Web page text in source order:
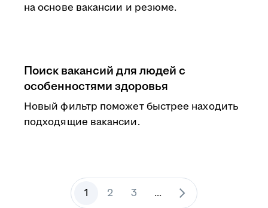
на основе вакансии и резюме.
Поиск вакансий для людей с
особенностями здоровья
Новый фильтр поможет быстрее находить
подходящие вакансии.
1 2 3 ...